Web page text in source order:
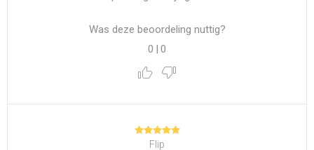
Was deze beoordeling nuttig?
0 | 0
Flip